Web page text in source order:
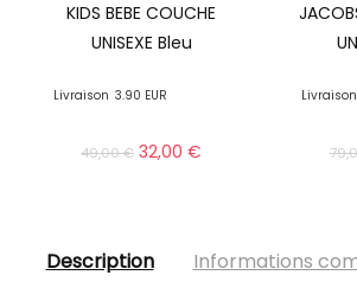
KIDS BEBE COUCHE
UNISEXE Bleu
Livraison 3.90 EUR
49,00€ 32,00€
Livraison
Description Informations